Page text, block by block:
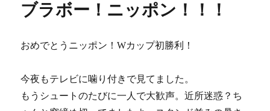
ブラボー！ニッポン！！！
おめでとうニッポン！Wカップ初勝利！
今夜もテレビに噛り付きで見てました。
もうシュートのたびに一人で大歓声。近所迷惑？ち